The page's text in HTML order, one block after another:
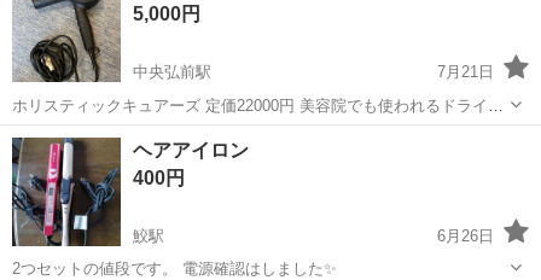
シ、充電器あり...5,000円
中央弘前駅
7月21日
ホリスティックキュアーズ 定価22000円 美容院でも使われるドライヤ
ーです。 風量が強く、早く乾きます。 中古品、付属のノズルなし
青森 弘前市 中央弘前駅
ヘアアイロン
400円
鮫駅
6月26日
2つセットの値段です。 電源確認はしました✨